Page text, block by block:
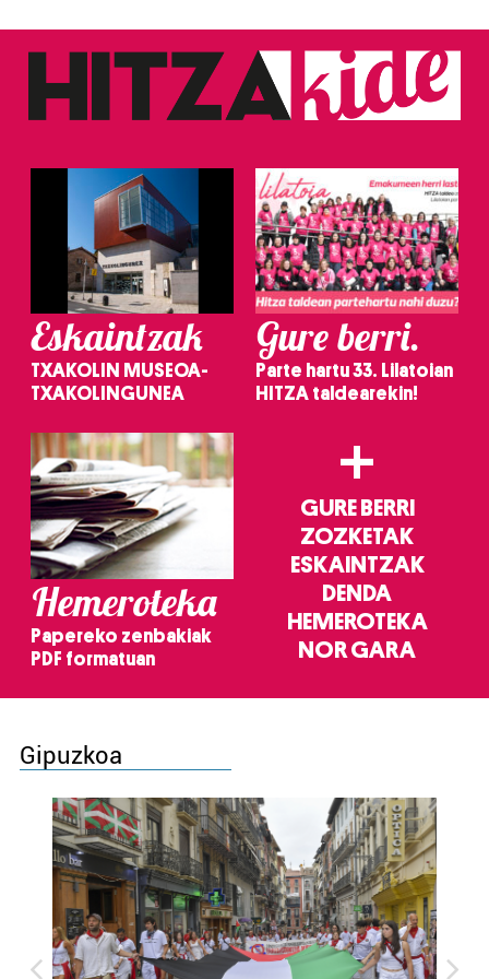
baliatzen gara. Ohar hau onartuz gero, teknologia hori
erabiltzeko baimen esplizitua ematen diguzu.Gehiago
irakurri
Eskaintzak
TXAKOLIN MUSEOA-
TXAKOLINGUNEA
Gure berri.
Parte hartu 33. Lilatoian
HITZA taldearekin!
Hemeroteka
Papereko zenbakiak
PDF formatuan
+
GURE BERRI
ZOZKETAK
ESKAINTZAK
DENDA
HEMEROTEKA
NOR GARA
Gipuzkoa